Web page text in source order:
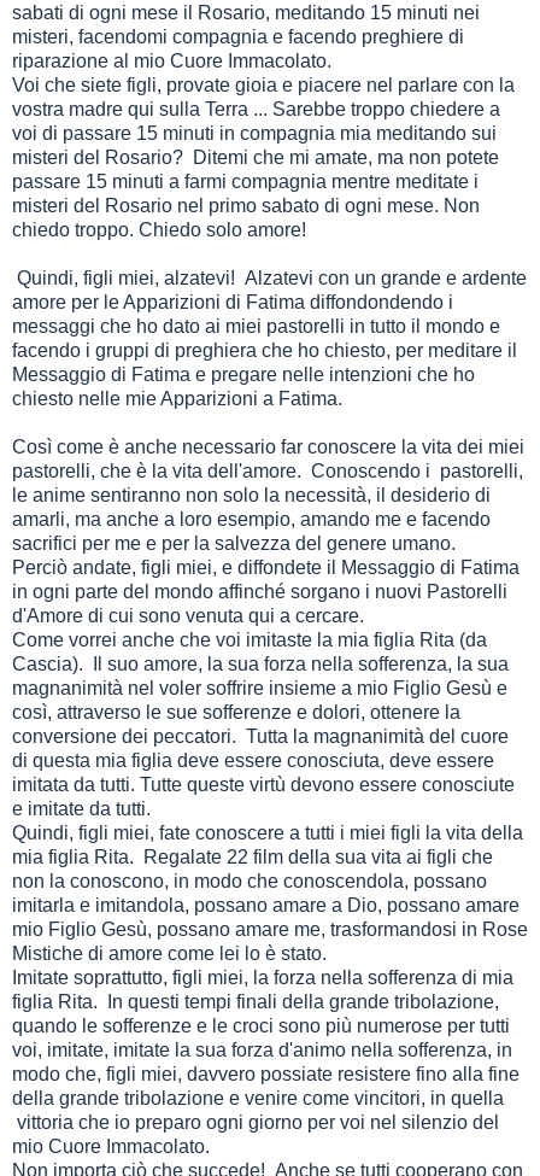
sabati di ogni mese il Rosario, meditando 15 minuti nei
misteri, facendomi compagnia e facendo preghiere di
riparazione al mio Cuore Immacolato.
Voi che siete figli, provate gioia e piacere nel parlare con la
vostra madre qui sulla Terra ... Sarebbe troppo chiedere a
voi di passare 15 minuti in compagnia mia meditando sui
misteri del Rosario? Ditemi che mi amate, ma non potete
passare 15 minuti a farmi compagnia mentre meditate i
misteri del Rosario nel primo sabato di ogni mese. Non
chiedo troppo. Chiedo solo amore!
Quindi, figli miei, alzatevi! Alzatevi con un grande e ardente
amore per le Apparizioni di Fatima diffondondendo i
messaggi che ho dato ai miei pastorelli in tutto il mondo e
facendo i gruppi di preghiera che ho chiesto, per meditare il
Messaggio di Fatima e pregare nelle intenzioni che ho
chiesto nelle mie Apparizioni a Fatima.
Così come è anche necessario far conoscere la vita dei miei
pastorelli, che è la vita dell'amore. Conoscendo i pastorelli,
le anime sentiranno non solo la necessità, il desiderio di
amarli, ma anche a loro esempio, amando me e facendo
sacrifici per me e per la salvezza del genere umano.
Perciò andate, figli miei, e diffondete il Messaggio di Fatima
in ogni parte del mondo affinché sorgano i nuovi Pastorelli
d'Amore di cui sono venuta qui a cercare.
Come vorrei anche che voi imitaste la mia figlia Rita (da
Cascia). Il suo amore, la sua forza nella sofferenza, la sua
magnanimità nel voler soffrire insieme a mio Figlio Gesù e
così, attraverso le sue sofferenze e dolori, ottenere la
conversione dei peccatori. Tutta la magnanimità del cuore
di questa mia figlia deve essere conosciuta, deve essere
imitata da tutti. Tutte queste virtù devono essere conosciute
e imitate da tutti.
Quindi, figli miei, fate conoscere a tutti i miei figli la vita della
mia figlia Rita. Regalate 22 film della sua vita ai figli che
non la conoscono, in modo che conoscendola, possano
imitarla e imitandola, possano amare a Dio, possano amare
mio Figlio Gesù, possano amare me, trasformandosi in Rose
Mistiche di amore come lei lo è stato.
Imitate soprattutto, figli miei, la forza nella sofferenza di mia
figlia Rita. In questi tempi finali della grande tribolazione,
quando le sofferenze e le croci sono più numerose per tutti
voi, imitate, imitate la sua forza d'animo nella sofferenza, in
modo che, figli miei, davvero possiate resistere fino alla fine
della grande tribolazione e venire come vincitori, in quella
vittoria che io preparo ogni giorno per voi nel silenzio del
mio Cuore Immacolato.
Non importa ciò che succede! Anche se tutti cooperano con